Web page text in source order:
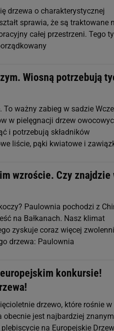
drzewa o charakterystycznej
sprawia, że są traktowane
całej przestrzeni. Tego
Wiosną potrzebują
ważny zabieg w sadzie
w pielęgnacji drzew
i potrzebują składników
liście, pąki kwiatowe i
wzroście. Czy znajdzie
Paulownia pochodzi z
na Bałkanach. Nasz klimat
zyskuje coraz więcej
drzewa: Paulownia
konkursie!
drzewo, które rośnie w
obecnie jest najbardziej znanym
na Europejskie